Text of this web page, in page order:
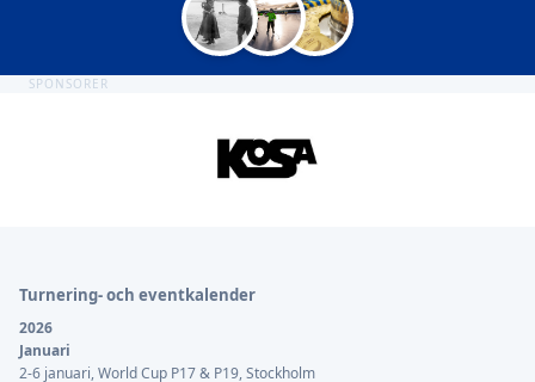
SPONSORER
Turnering- och eventkalender
2026
Januari
2-6 januari, World Cup P17 & P19, Stockholm